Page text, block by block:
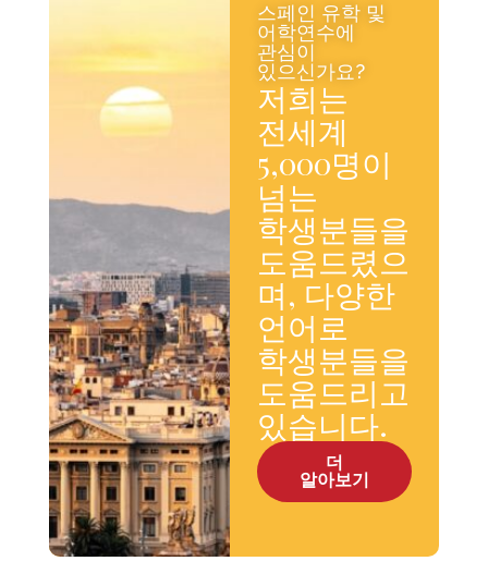
스페인 유학 및
어학연수에
관심이
있으신가요?
저희는
전세계
5,000명이
넘는
학생분들을
도움드렸으
며, 다양한
언어로
학생분들을
도움드리고
있습니다.
더
알아보기